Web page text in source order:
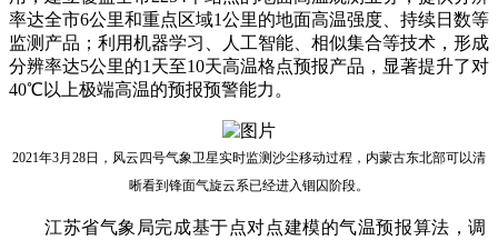
率达全市6公里和重点区域1公里的地面高温强度、持续日数等
监测产品；利用机器学习、人工智能、相似集合等技术，形成
分辨率达5公里的1天至10天高温格点预报产品，显著提升了对
40℃以上极端高温的预报预警能力。
2021年3月28日，风云四号气象卫星实时监测沙尘移动过程，内蒙古东北部可以清
晰看到锋面气旋云系已经进入锢囚阶段。
江苏省气象局完成基于点对点建模的气温预报算法，调